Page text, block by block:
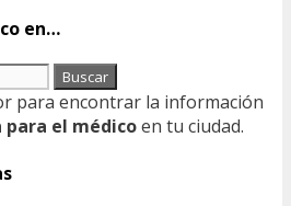
en…
para encontrar la información
el médicoen tu ciudad.